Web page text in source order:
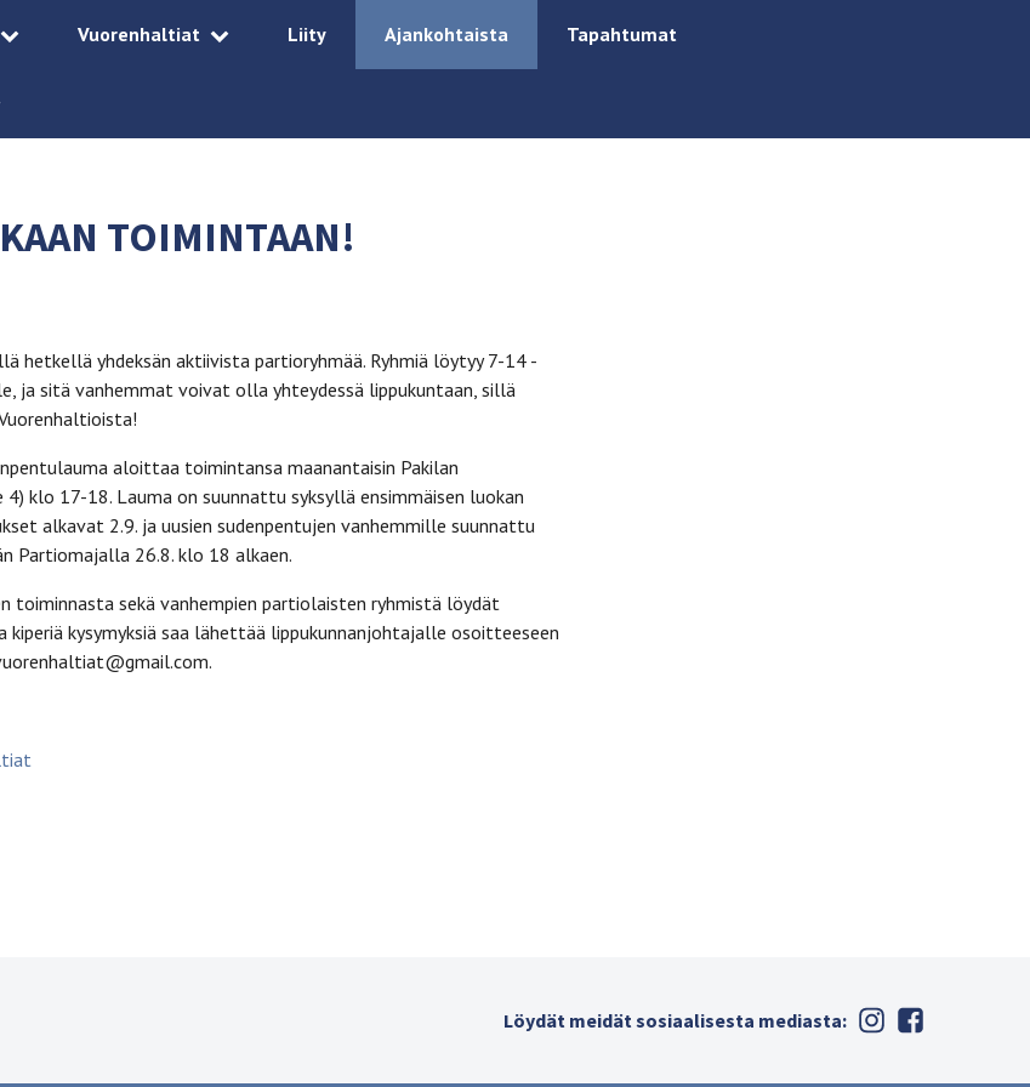
Vuorenhaltiat Liity Ajankohtaista Tapahtumat
TOIMINTAAN!
hetkellä yhdeksän aktiivista partioryhmää. Ryhmiä löytyy 7-14 -
ja sitä vanhemmat voivat olla yhteydessä lippukuntaan, sillä
aloittaa toimintansa maanantaisin Pakilan
klo 17-18. Lauma on suunnattu syksyllä ensimmäisen luokan
alkavat 2.9. ja uusien sudenpentujen vanhemmille suunnattu
Partiomajalla 26.8. klo 18 alkaen.
toiminnasta sekä vanhempien partiolaisten ryhmistä löydät
kiperiä kysymyksiä saa lähettää lippukunnanjohtajalle osoitteeseen
Löydät meidät sosiaalisesta mediasta: